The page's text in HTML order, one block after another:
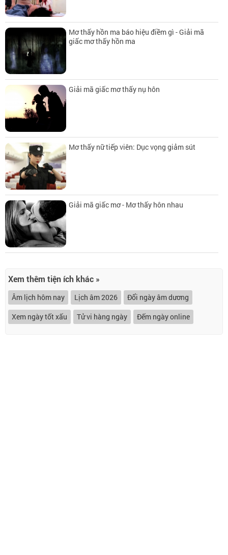
Mơ thấy hồn ma báo hiệu điềm gì - Giải mã
giấc mơ thấy hồn ma
Giải mã giấc mơ thấy nụ hôn
Mơ thấy nữ tiếp viên: Dục vọng giảm sút
Giải mã giấc mơ - Mơ thấy hôn nhau
Xem thêm tiện ích khác »
Âm lịch hôm nay Lịch âm 2026
Đổi ngày âm dương
Xem ngày tốt xấu
Tử vi hàng ngày Đếm ngày online